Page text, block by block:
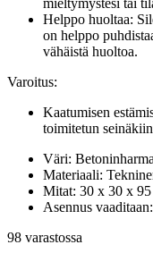
mieltymystesi tai
Helppo huoltaa:
on helppo
vähäistä huoltoa.
Varoitus:
Kaatumisen
toimitetun
Väri:
Materiaali:
Mitat: 30 x 30 x
Asennus
98 varastossa